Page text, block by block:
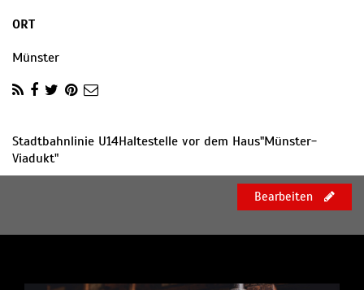
ORT
Münster
Stadtbahnlinie U14Haltestelle vor dem Haus"Münster-
Viadukt"
Bearbeiten